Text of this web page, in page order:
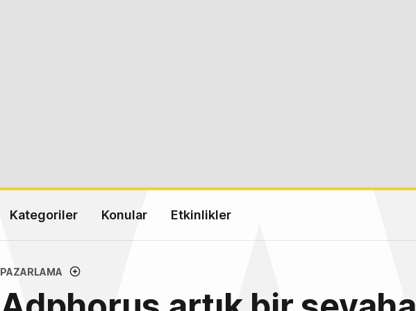
Kategoriler Konular Etkinlikler
PAZARLAMA